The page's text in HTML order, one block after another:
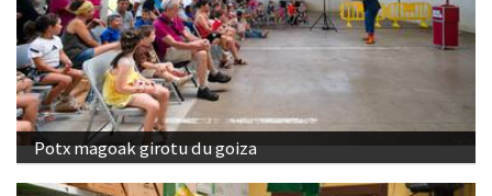
Potx magoak girotu du goiza